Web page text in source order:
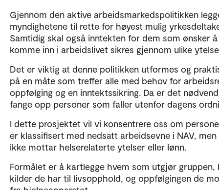
Gjennom den aktive arbeidsmarkedspolitikken
myndighetene til rette for høyest mulig
Samtidig skal også inntekten for dem som ønsker å
komme inn i arbeidslivet sikres gjennom ulike
Det er viktig at denne politikken utformes og
på en måte som treffer alle med behov for
oppfølging og en inntektssikring. Da er det
fange opp personer som faller utenfor dagens
I dette prosjektet vil vi konsentrere oss om
er klassifisert med nedsatt arbeidsevne i NAV,
ikke mottar helserelaterte ytelser eller lønn.
Formålet er å kartlegge hvem som utgjør gruppen,
kilder de har til livsopphold, og oppfølgingen de